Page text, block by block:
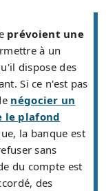
prévoient une
à un
dispose des
Si ce n'est pas
négocier un
le plafond
la banque est
sans
du compte est
des